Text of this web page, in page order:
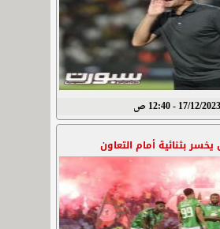
17/12/2023 - 12:40 ص
يخسر بثنائية أمام التعاون